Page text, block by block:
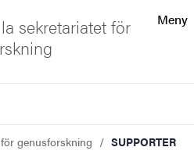
Meny
sekretariatet för
genusforskning SUPPORTER